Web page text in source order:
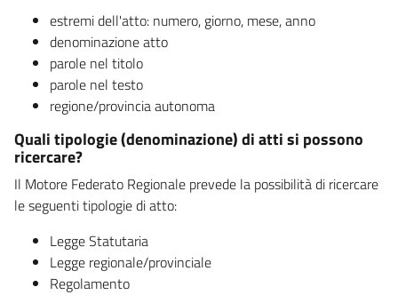
estremi dell'atto: numero, giorno, mese, anno
denominazione atto
parole nel titolo
parole nel testo
regione/provincia autonoma
Quali tipologie (denominazione) di atti si possono
ricercare?
Il Motore Federato Regionale prevede la possibilità di ricercare
le seguenti tipologie di atto:
Legge Statutaria
Legge regionale/provinciale
Regolamento